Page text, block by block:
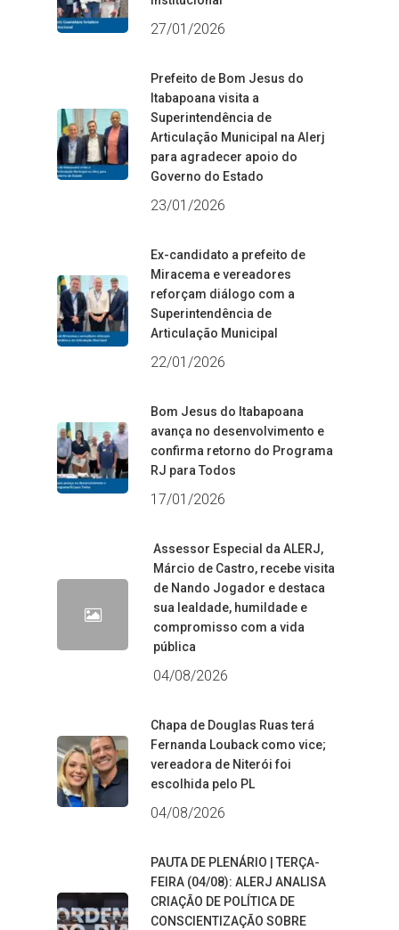
27/01/2026
Prefeito de Bom Jesus do
Itabapoana visita a
Superintendência de
Articulação Municipal na Alerj
para agradecer apoio do
Governo do Estado
23/01/2026
Ex-candidato a prefeito de
Miracema e vereadores
reforçam diálogo com a
Superintendência de
Articulação Municipal
22/01/2026
Bom Jesus do Itabapoana
avança no desenvolvimento e
confirma retorno do Programa
RJ para Todos
17/01/2026
Assessor Especial da ALERJ,
Márcio de Castro, recebe visita
de Nando Jogador e destaca
sua lealdade, humildade e
compromisso com a vida
pública
04/08/2026
Chapa de Douglas Ruas terá
Fernanda Louback como vice;
vereadora de Niterói foi
escolhida pelo PL
04/08/2026
PAUTA DE PLENÁRIO | TERÇA-
FEIRA (04/08): ALERJ ANALISA
CRIAÇÃO DE POLÍTICA DE
CONSCIENTIZAÇÃO SOBRE